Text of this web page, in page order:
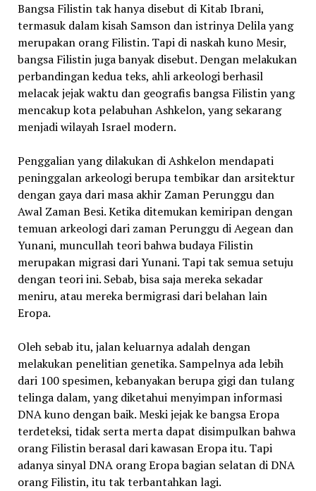
Bangsa Filistin tak hanya disebut di Kitab Ibrani,
termasuk dalam kisah Samson dan istrinya Delila yang
merupakan orang Filistin. Tapi di naskah kuno Mesir,
bangsa Filistin juga banyak disebut. Dengan melakukan
perbandingan kedua teks, ahli arkeologi berhasil
melacak jejak waktu dan geografis bangsa Filistin yang
mencakup kota pelabuhan Ashkelon, yang sekarang
menjadi wilayah Israel modern.
Penggalian yang dilakukan di Ashkelon mendapati
peninggalan arkeologi berupa tembikar dan arsitektur
dengan gaya dari masa akhir Zaman Perunggu dan
Awal Zaman Besi. Ketika ditemukan kemiripan dengan
temuan arkeologi dari zaman Perunggu di Aegean dan
Yunani, muncullah teori bahwa budaya Filistin
merupakan migrasi dari Yunani. Tapi tak semua setuju
dengan teori ini. Sebab, bisa saja mereka sekadar
meniru, atau mereka bermigrasi dari belahan lain
Eropa.
Oleh sebab itu, jalan keluarnya adalah dengan
melakukan penelitian genetika. Sampelnya ada lebih
dari 100 spesimen, kebanyakan berupa gigi dan tulang
telinga dalam, yang diketahui menyimpan informasi
DNA kuno dengan baik. Meski jejak ke bangsa Eropa
terdeteksi, tidak serta merta dapat disimpulkan bahwa
orang Filistin berasal dari kawasan Eropa itu. Tapi
adanya sinyal DNA orang Eropa bagian selatan di DNA
orang Filistin, itu tak terbantahkan lagi.